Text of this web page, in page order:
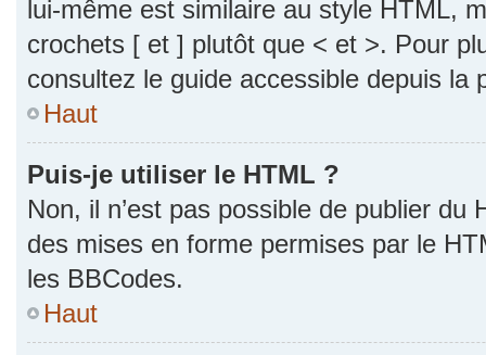
lui-même est similaire au style HTML,
crochets [ et ] plutôt que < et >. Pour
consultez le guide accessible depuis la
Haut
Puis-je utiliser le HTML ?
Non, il n’est pas possible de publier
des mises en forme permises par le
les BBCodes.
Haut